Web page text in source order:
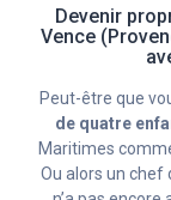
Devenir
Vence
Peut-être que
de quatre
Maritimes
Ou alors un chef